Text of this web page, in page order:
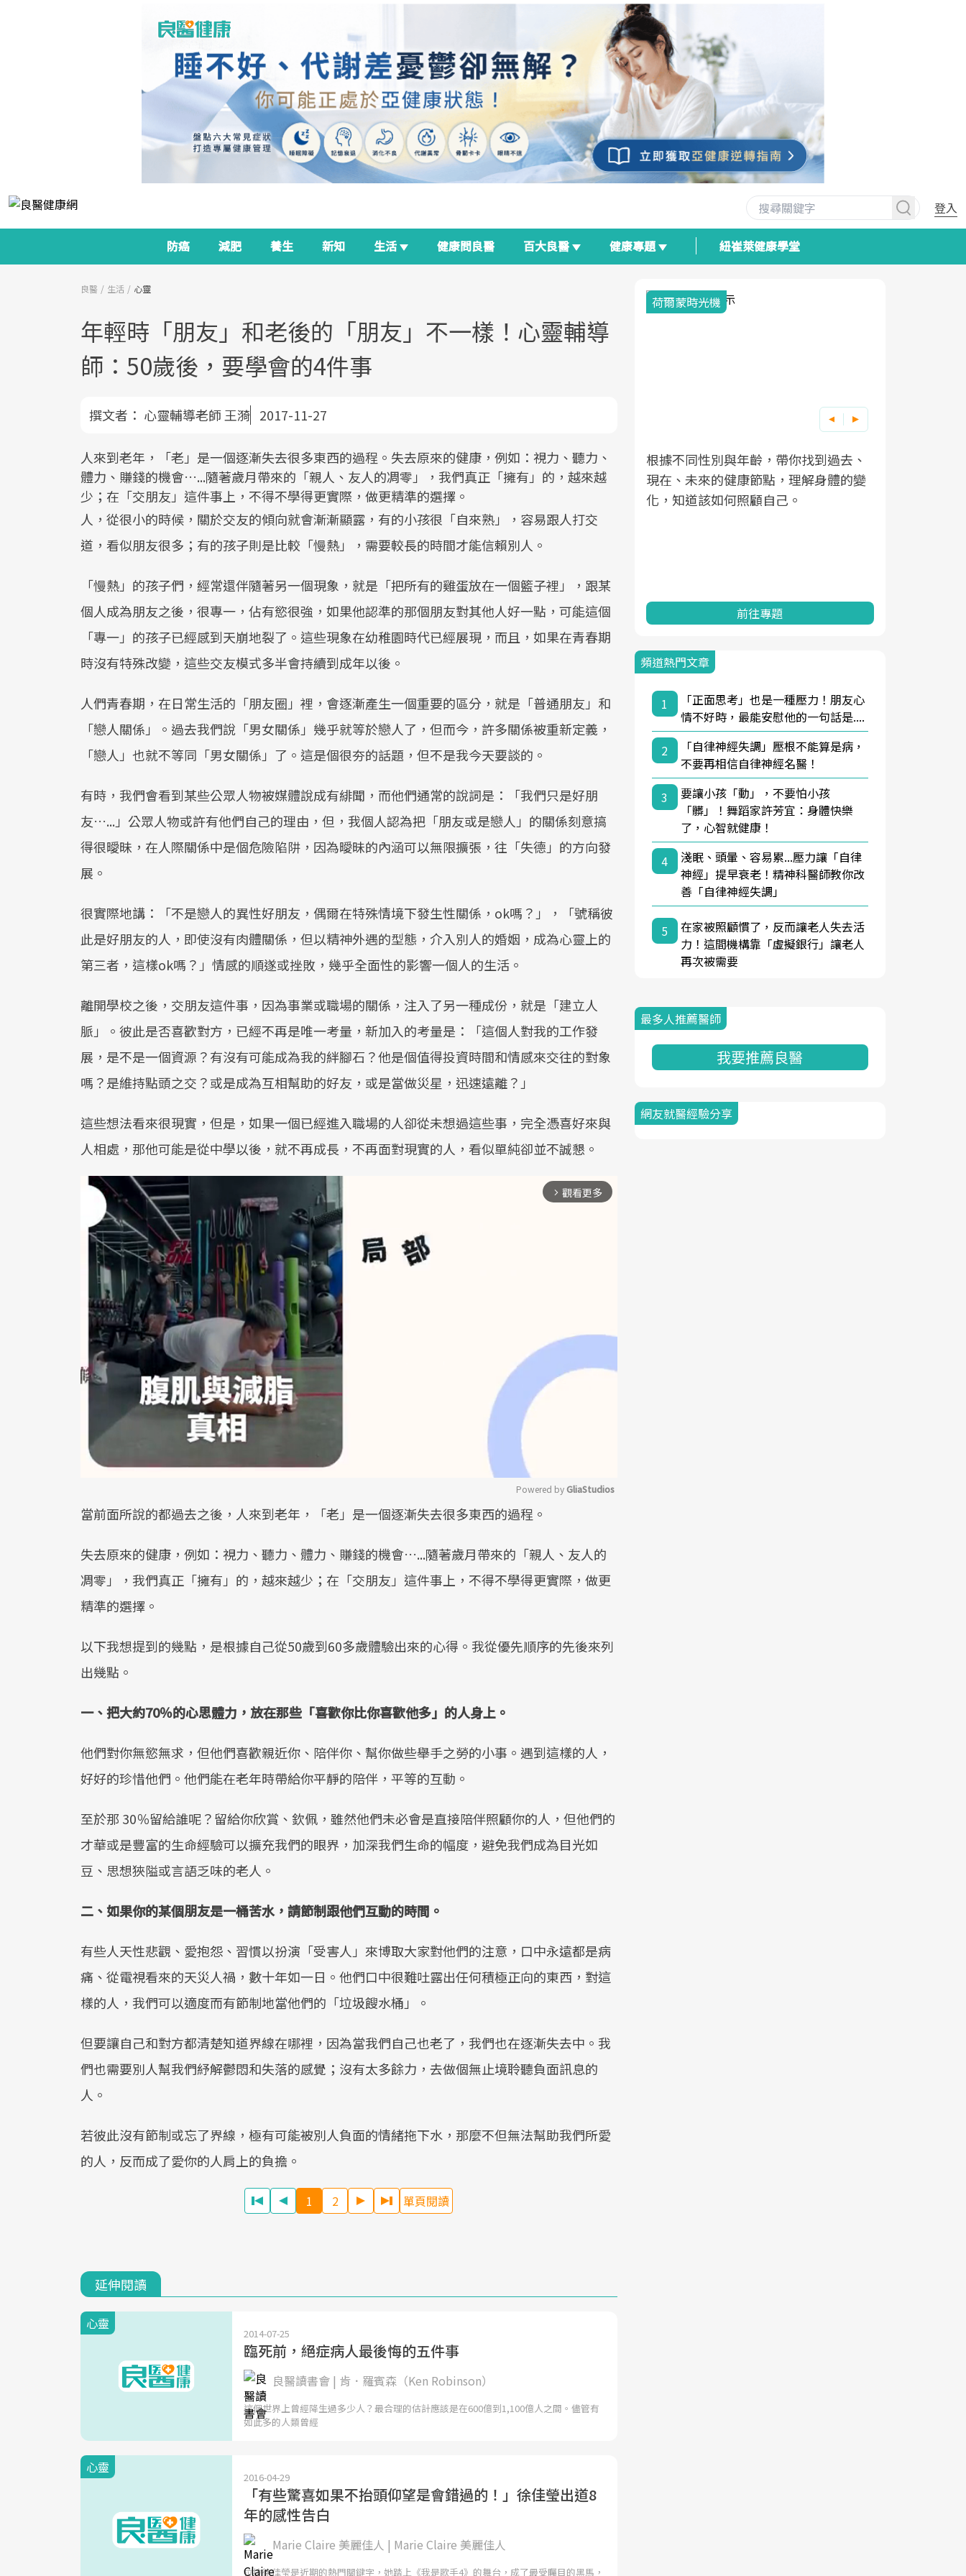
登入
防癌 減肥 養生 新知 生活 健康問良醫 百大良醫 健康專題 紐崔萊健康學堂
良醫 生活 心靈
年輕時「朋友」和老後的「朋友」不一樣！心靈輔導
師：50歲後，要學會的4件事
撰文者： 心靈輔導老師 王漪 2017-11-27
人來到老年，「老」是一個逐漸失去很多東西的過程。失去原來的健康，例如：視力、聽力、
體力、賺錢的機會…...隨著歲月帶來的「親人、友人的凋零」，我們真正「擁有」的，越來越
少；在「交朋友」這件事上，不得不學得更實際，做更精準的選擇。
人，從很小的時候，關於交友的傾向就會漸漸顯露，有的小孩很「自來熟」，容易跟人打交
道，看似朋友很多；有的孩子則是比較「慢熱」，需要較長的時間才能信賴別人。
「慢熱」的孩子們，經常還伴隨著另一個現象，就是「把所有的雞蛋放在一個籃子裡」，跟某
個人成為朋友之後，很專一，佔有慾很強，如果他認準的那個朋友對其他人好一點，可能這個
「專一」的孩子已經感到天崩地裂了。這些現象在幼稚園時代已經展現，而且，如果在青春期
時沒有特殊改變，這些交友模式多半會持續到成年以後。
人們青春期，在日常生活的「朋友圈」裡，會逐漸產生一個重要的區分，就是「普通朋友」和
「戀人關係」。過去我們說「男女關係」幾乎就等於戀人了，但而今，許多關係被重新定義，
「戀人」也就不等同「男女關係」了。這是個很夯的話題，但不是我今天要談的。
有時，我們會看到某些公眾人物被媒體說成有緋聞，而他們通常的說詞是：「我們只是好朋
友…...」公眾人物或許有他們自己的理由，但，我個人認為把「朋友或是戀人」的關係刻意搞
得很曖昧，在人際關係中是個危險陷阱，因為曖昧的內涵可以無限擴張，往「失德」的方向發
展。
很實際地講：「不是戀人的異性好朋友，偶爾在特殊情境下發生性關係，ok嗎？」，「號稱彼
此是好朋友的人，即使沒有肉體關係，但以精神外遇的型態，介入別人的婚姻，成為心靈上的
第三者，這樣ok嗎？」情感的順遂或挫敗，幾乎全面性的影響一個人的生活。
離開學校之後，交朋友這件事，因為事業或職場的關係，注入了另一種成份，就是「建立人
脈」。彼此是否喜歡對方，已經不再是唯一考量，新加入的考量是：「這個人對我的工作發
展，是不是一個資源？有沒有可能成為我的絆腳石？他是個值得投資時間和情感來交往的對象
嗎？是維持點頭之交？或是成為互相幫助的好友，或是當做災星，迅速遠離？」
這些想法看來很現實，但是，如果一個已經進入職場的人卻從未想過這些事，完全憑喜好來與
人相處，那他可能是從中學以後，就不再成長，不再面對現實的人，看似單純卻並不誠懇。
arrow_forward_ios 觀看更多
Powered by GliaStudios
當前面所說的都過去之後，人來到老年，「老」是一個逐漸失去很多東西的過程。
失去原來的健康，例如：視力、聽力、體力、賺錢的機會…...隨著歲月帶來的「親人、友人的
凋零」，我們真正「擁有」的，越來越少；在「交朋友」這件事上，不得不學得更實際，做更
精準的選擇。
以下我想提到的幾點，是根據自己從50歲到60多歲體驗出來的心得。我從優先順序的先後來列
出幾點。
一、把大約70％的心思體力，放在那些「喜歡你比你喜歡他多」的人身上。
他們對你無慾無求，但他們喜歡親近你、陪伴你、幫你做些舉手之勞的小事。遇到這樣的人，
好好的珍惜他們。他們能在老年時帶給你平靜的陪伴，平等的互動。
至於那 30％留給誰呢？留給你欣賞、欽佩，雖然他們未必會是直接陪伴照顧你的人，但他們的
才華或是豐富的生命經驗可以擴充我們的眼界，加深我們生命的幅度，避免我們成為目光如
豆、思想狹隘或言語乏味的老人。
二、如果你的某個朋友是一桶苦水，請節制跟他們互動的時間。
有些人天性悲觀、愛抱怨、習慣以扮演「受害人」來博取大家對他們的注意，口中永遠都是病
痛、從電視看來的天災人禍，數十年如一日。他們口中很難吐露出任何積極正向的東西，對這
樣的人，我們可以適度而有節制地當他們的「垃圾餿水桶」。
但要讓自己和對方都清楚知道界線在哪裡，因為當我們自己也老了，我們也在逐漸失去中。我
們也需要別人幫我們紓解鬱悶和失落的感覺；沒有太多餘力，去做個無止境聆聽負面訊息的
人。
若彼此沒有節制或忘了界線，極有可能被別人負面的情緒拖下水，那麼不但無法幫助我們所愛
的人，反而成了愛你的人肩上的負擔。
1 2 單頁閱讀
延伸閱讀
心靈
2014-07-25
臨死前，絕症病人最後悔的五件事
良醫讀書會 | 肯．羅賓森（Ken Robinson）
這個世界上曾經降生過多少人？最合理的估計應該是在600億到1,100億人之間。儘管有
如此多的人類曾經
心靈
2016-04-29
「有些驚喜如果不抬頭仰望是會錯過的！」徐佳瑩出道8
年的感性告白
Marie Claire 美麗佳人 | Marie Claire 美麗佳人
拉拉徐佳瑩是近期的熱門關鍵字，她踏上《我是歌手4》的舞台，成了最受矚目的黑馬，
面對超高齡社會的浪潮，台灣正在快速
邁向「健康照護」的新時代。隨著國家
政策如「健康台灣推動委員會」與「長
照3.0」的推進，「預防醫學」已成全民
關注的核心議題。然而，健檢不只是醫
狀況、啟動健康管理的重要起點。
前往專題
2025年，就到良醫生活祭體驗「一站式
健康新生活」，從講座、體驗到運動，
全面啟動你的健康革命！
前往專題
良醫健康網從「換季的身體變化」出
發，透過醫學觀點與日常感受的對話，
建立對亞健康的認知，進而引導實際的
改善行動。
前往專題
荷爾蒙時光機
根據不同性別與年齡，帶你找到過去、
現在、未來的健康節點，理解身體的變
化，知道該如何照顧自己。
前往專題
頻道熱門文章
1
「正面思考」也是一種壓力！朋友心
情不好時，最能安慰他的一句話是....
2
「自律神經失調」壓根不能算是病，
不要再相信自律神經名醫！
3
要讓小孩「動」，不要怕小孩
「髒」！舞蹈家許芳宜：身體快樂
了，心智就健康！
4
淺眠、頭暈、容易累...壓力讓「自律
神經」提早衰老！精神科醫師教你改
善「自律神經失調」
5
在家被照顧慣了，反而讓老人失去活
力！這間機構靠「虛擬銀行」讓老人
再次被需要
最多人推薦醫師
我要推薦良醫
網友就醫經驗分享